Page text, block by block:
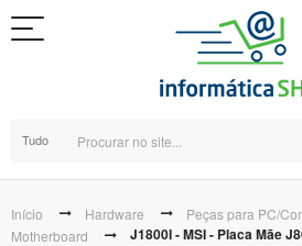
Tudo
Início Hardware Peças para PC/
Motherboard
J1800I - MSI - Placa Mãe